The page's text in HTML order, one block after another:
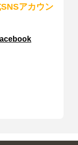
アカウン